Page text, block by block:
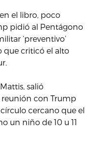
el libro, poco
pidió al Pentágono
‘preventivo’
que criticó el alto
salió
reunión con Trump
cercano que el
un niño de 10 u 11